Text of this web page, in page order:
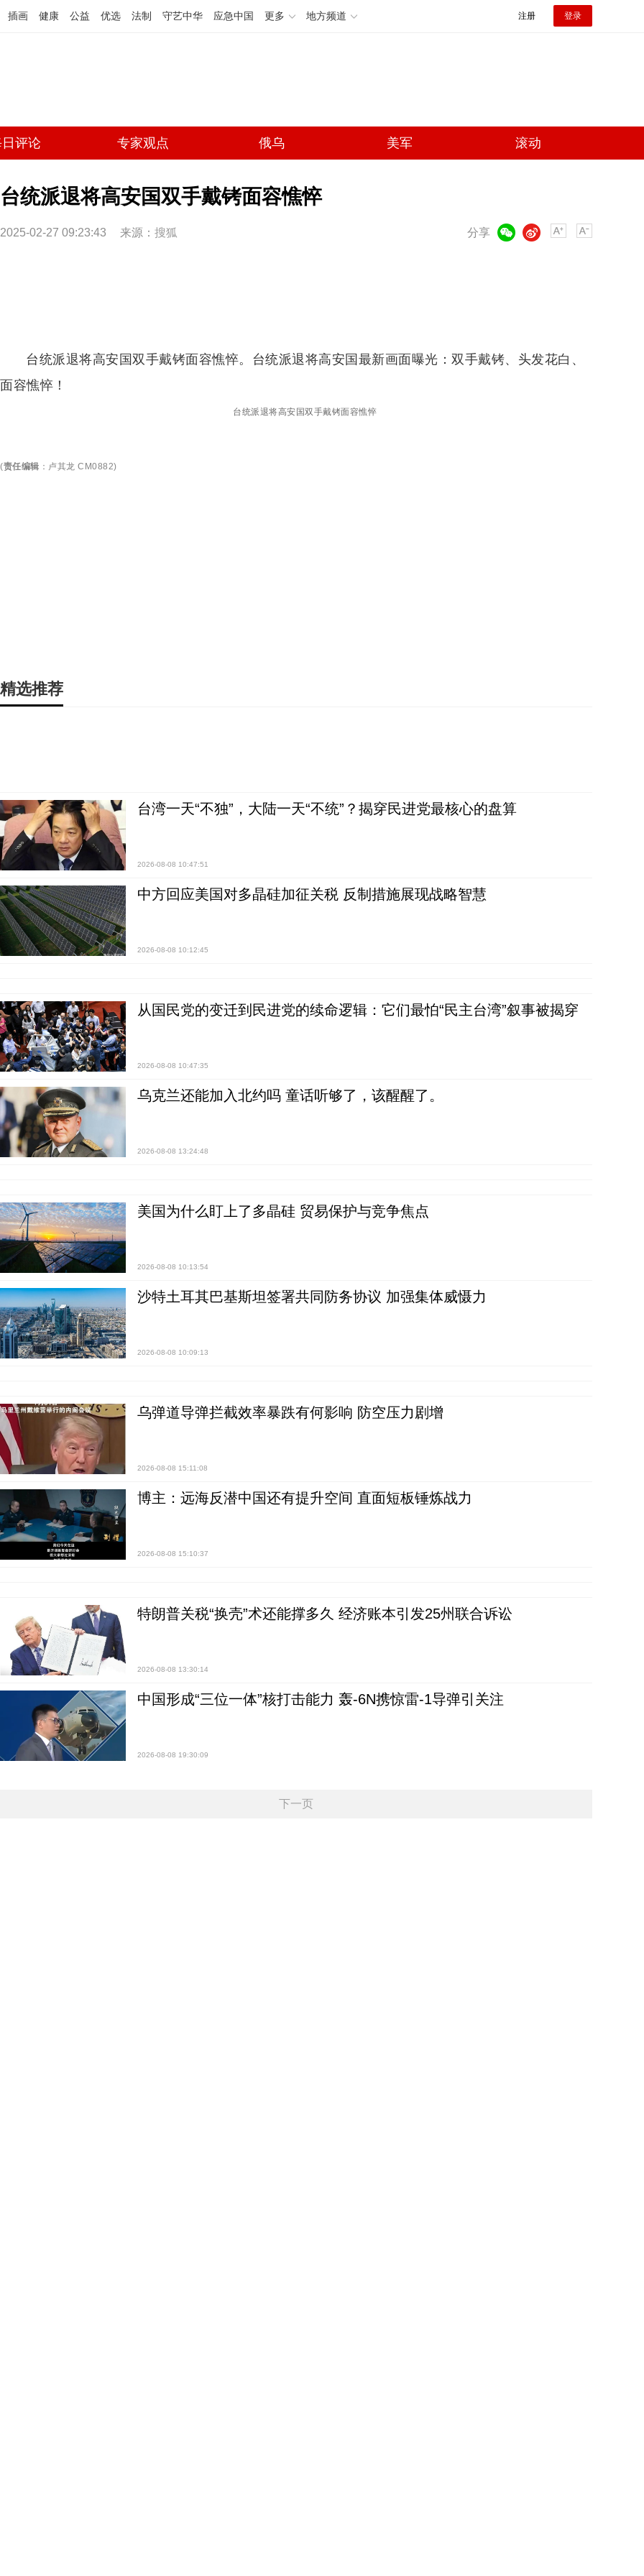
插画 健康 公益 优选 法制 守艺中华 应急中国 更多 地方频道 注册 登录
评论 专家观点 俄乌 美军 滚动
台统派退将高安国双手戴铐面容憔悴
2025-02-27 09:23:43 来源： 搜狐 分享
微博
台统派退将高安国双手戴铐面容憔悴。台统派退将高安国最新画面曝光：双手戴铐、头发花白、
面容憔悴！
台统派退将高安国双手戴铐面容憔悴
(责任编辑 ： 卢其龙 CM0882)
精选推荐
台湾一天“不独”，大陆一天“不统”？揭穿民进党最核心的盘算
2026-08-08 10:47:51
中方回应美国对多晶硅加征关税 反制措施展现战略智慧
2026-08-08 10:12:45
从国民党的变迁到民进党的续命逻辑：它们最怕“民主台湾”叙事被揭穿
2026-08-08 10:47:35
乌克兰还能加入北约吗 童话听够了，该醒醒了。
2026-08-08 13:24:48
美国为什么盯上了多晶硅 贸易保护与竞争焦点
2026-08-08 10:13:54
沙特土耳其巴基斯坦签署共同防务协议 加强集体威慑力
2026-08-08 10:09:13
乌弹道导弹拦截效率暴跌有何影响 防空压力剧增
2026-08-08 15:11:08
博主：远海反潜中国还有提升空间 直面短板锤炼战力
2026-08-08 15:10:37
特朗普关税“换壳”术还能撑多久 经济账本引发25州联合诉讼
2026-08-08 13:30:14
中国形成“三位一体”核打击能力 轰-6N携惊雷-1导弹引关注
2026-08-08 19:30:09
下一页